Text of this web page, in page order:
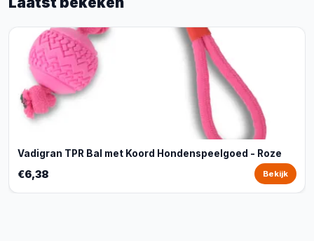
Vadigran TPR Bal met Koord Hondenspeelgoed - Roze
€6,38 Bekijk